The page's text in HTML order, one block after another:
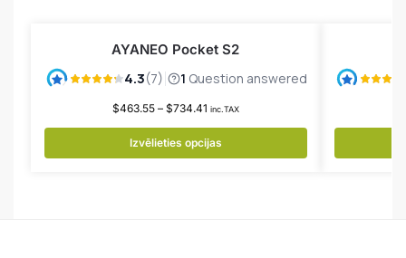
AYANEO Pocket S2
$463.55 – $734.41 inc.TAX
Izvēlieties opcijas